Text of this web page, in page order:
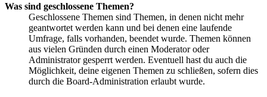
Was sind geschlossene Themen?
Geschlossene Themen sind Themen, in denen nicht mehr
geantwortet werden kann und bei denen eine laufende
Umfrage, falls vorhanden, beendet wurde. Themen können
aus vielen Gründen durch einen Moderator oder
Administrator gesperrt werden. Eventuell hast du auch die
Möglichkeit, deine eigenen Themen zu schließen, sofern dies
durch die Board-Administration erlaubt wurde.